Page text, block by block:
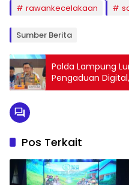
rawankecelakaan
Sumber Berita
Polda Lampung
Pengaduan
Melaporkannya!
Pos Terkait